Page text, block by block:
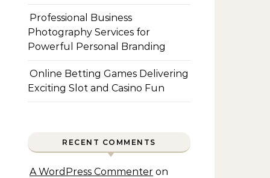
Professional Business
Photography Services for
Powerful Personal Branding
Online Betting Games Delivering
Exciting Slot and Casino Fun
RECENT COMMENTS
A WordPress Commenter on